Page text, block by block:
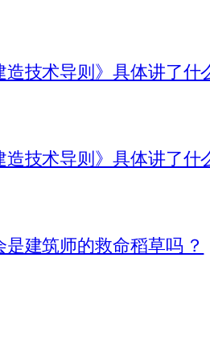
造技术导则》具体讲了什
造技术导则》具体讲了什
是建筑师的救命稻草吗 ？